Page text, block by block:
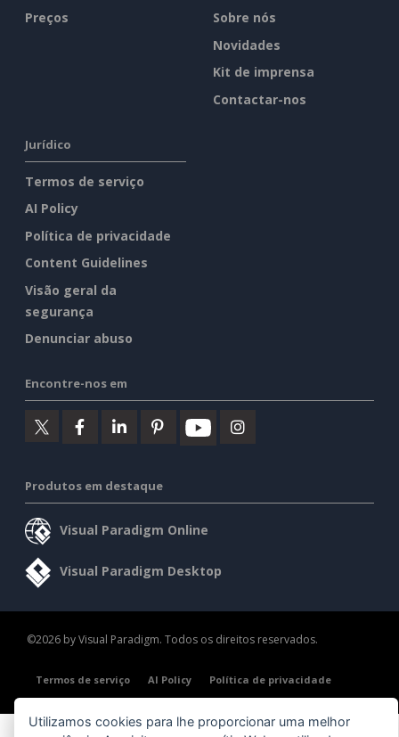
Preços
Sobre nós
Novidades
Kit de imprensa
Contactar-nos
Jurídico
Termos de serviço
AI Policy
Política de privacidade
Content Guidelines
Visão geral da
segurança
Denunciar abuso
Encontre-nos em
Produtos em destaque
Visual Paradigm Online
Visual Paradigm Desktop
©2026 by Visual Paradigm. Todos os direitos reservados.
Termos de serviço AI Policy
Política de privacidade
Content Guidelines
Visão geral da segurança
Utilizamos cookies para lhe proporcionar uma melhor